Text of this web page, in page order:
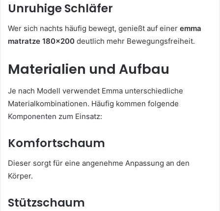
Unruhige Schläfer
Wer sich nachts häufig bewegt, genießt auf einer emma
matratze 180×200 deutlich mehr Bewegungsfreiheit.
Materialien und Aufbau
Je nach Modell verwendet Emma unterschiedliche
Materialkombinationen. Häufig kommen folgende
Komponenten zum Einsatz:
Komfortschaum
Dieser sorgt für eine angenehme Anpassung an den
Körper.
Stützschaum